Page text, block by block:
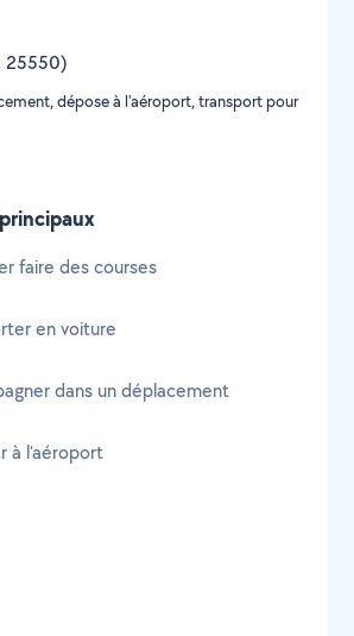
25550)
dépose à l'aéroport, transport pour
faire des courses
en voiture
dans un déplacement
à l'aéroport